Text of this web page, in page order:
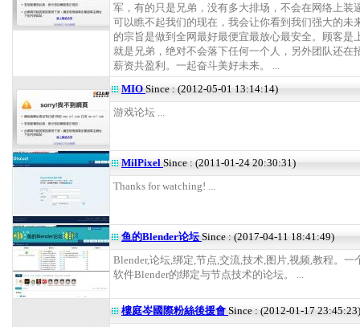
军，有的只是兄弟，没有多大排场，不会在网络上装
可以瞧不起我们的现在，我会让你看到我们强大的未
的宗旨是做到全网最好最便宜最放心最安全。顾客是
就是兄弟，绝对不会落下任何一个人，另外团队还在
薪资共盈利。一起奋斗美好未来。 ...
MIO Since : (2012-05-01 13:14:14)
游戏论坛 ...
MilPixel Since : (2011-01-24 20:30:31)
Thanks for watching! ...
鱼的Blender论坛Since : (2017-04-11 18:41:49)
Blender,论坛,绑定,节点,交流,技术,图片,视频,教程。一
软件Blender的绑定与节点技术的论坛。 ...
樓庭岑國際粉絲後援會 Since : (2012-01-17 23:45:23)